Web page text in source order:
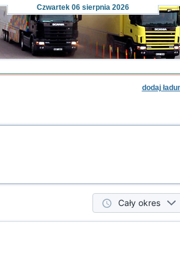
Czwartek06 sierpnia 2026
dodaj
Cały okres